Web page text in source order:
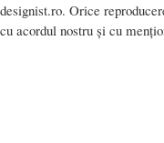
designist.ro. Orice
cu acordul nostru și cu